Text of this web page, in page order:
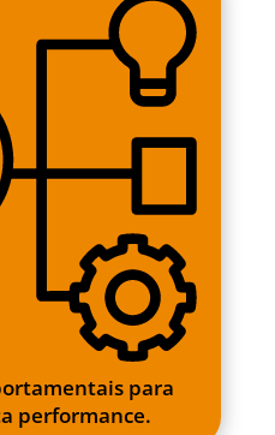
para
performance.